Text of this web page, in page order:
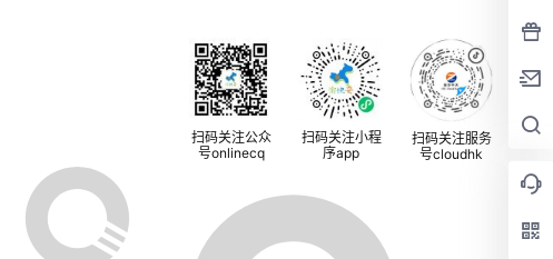
扫码关注公众
号onlinecq
扫码关注小程
序app
扫码关注服务
号cloudhk